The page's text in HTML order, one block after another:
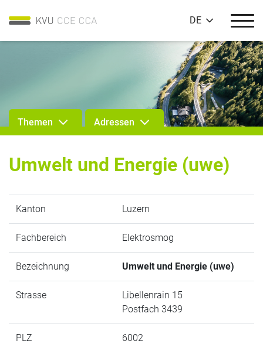
DE
Themen Adressen
Umwelt und Energie (uwe)
Kanton Luzern
Fachbereich Elektrosmog
Bezeichnung Umwelt und Energie (uwe)
Strasse
Libellenrain 15
Postfach 3439
PLZ 6002